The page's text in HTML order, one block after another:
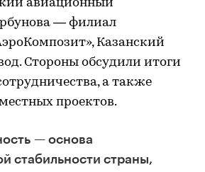
авиационный
— филиал
Казанский
Стороны обсудили итоги
а также
проектов.
— основа
стабильности страны,